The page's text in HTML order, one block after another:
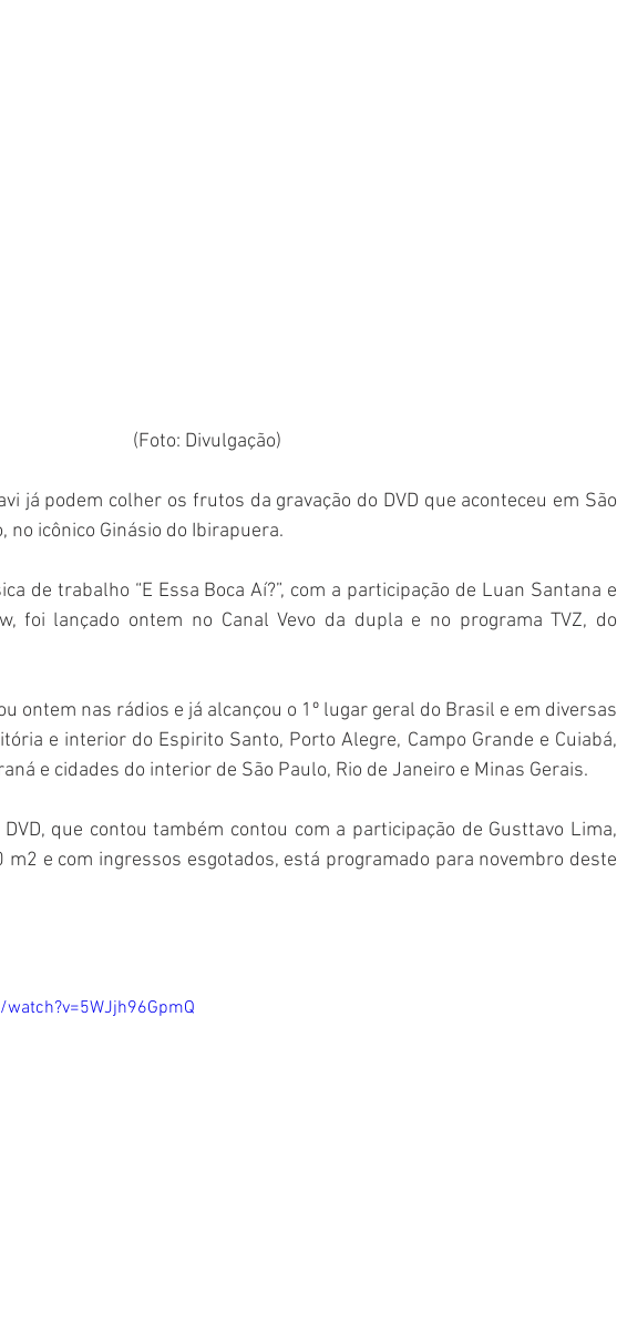
(Foto: Divulgação)
já podem colher os frutos da gravação do DVD que aconteceu em São
no icônico Ginásio do Ibirapuera.
de trabalho “E Essa Boca Aí?”, com a participação de Luan Santana e
foi lançado ontem no Canal Vevo da dupla e no programa TVZ, do
ontem nas rádios e já alcançou o 1º lugar geral do Brasil e em diversas
e interior do Espirito Santo, Porto Alegre, Campo Grande e Cuiabá,
e cidades do interior de São Paulo, Rio de Janeiro e Minas Gerais.
que contou também contou com a participação de Gusttavo Lima,
e com ingressos esgotados, está programado para novembro deste